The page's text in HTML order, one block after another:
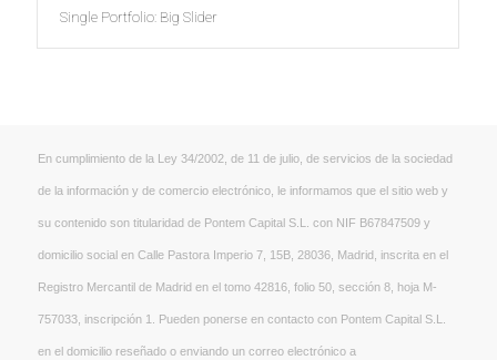
Single Portfolio: Big Slider
En cumplimiento de la Ley 34/2002, de 11 de julio, de servicios de la sociedad
de la información y de comercio electrónico, le informamos que el sitio web y
su contenido son titularidad de Pontem Capital S.L. con NIF B67847509 y
domicilio social en Calle Pastora Imperio 7, 15B, 28036, Madrid, inscrita en el
Registro Mercantil de Madrid en el tomo 42816, folio 50, sección 8, hoja M-
757033, inscripción 1. Pueden ponerse en contacto con Pontem Capital S.L.
en el domicilio reseñado o enviando un correo electrónico a